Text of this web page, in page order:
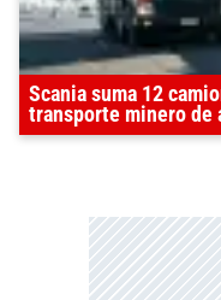
Scania suma 12
transporte minero de